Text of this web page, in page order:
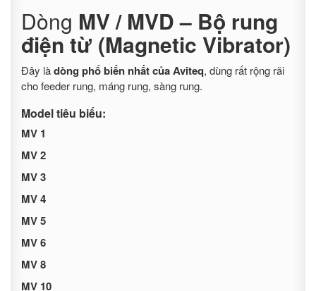
Dòng MV / MVD – Bộ rung
điện từ (Magnetic Vibrator)
Đây làdòng phổ biến nhất của Aviteq, dùng rất rộng rãi
cho feeder rung, máng rung, sàng rung.
Model tiêu biểu:
MV 1
MV 2
MV 3
MV 4
MV 5
MV 6
MV 8
MV 10